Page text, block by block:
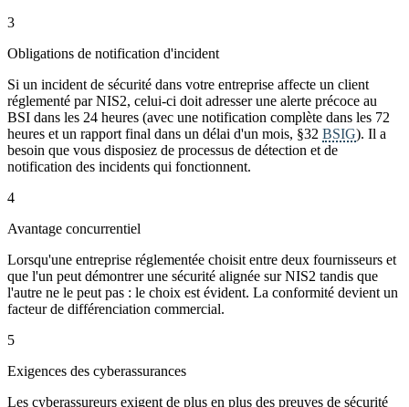
3
Obligations de notification d'incident
Si un incident de sécurité dans votre entreprise affecte un client
réglementé par NIS2, celui-ci doit adresser une alerte précoce au
BSI dans les 24 heures (avec une notification complète dans les 72
heures et un rapport final dans un délai d'un mois, §32 BSIG). Il a
besoin que vous disposiez de processus de détection et de
notification des incidents qui fonctionnent.
4
Avantage concurrentiel
Lorsqu'une entreprise réglementée choisit entre deux fournisseurs et
que l'un peut démontrer une sécurité alignée sur NIS2 tandis que
l'autre ne le peut pas : le choix est évident. La conformité devient un
facteur de différenciation commercial.
5
Exigences des cyberassurances
Les cyberassureurs exigent de plus en plus des preuves de sécurité